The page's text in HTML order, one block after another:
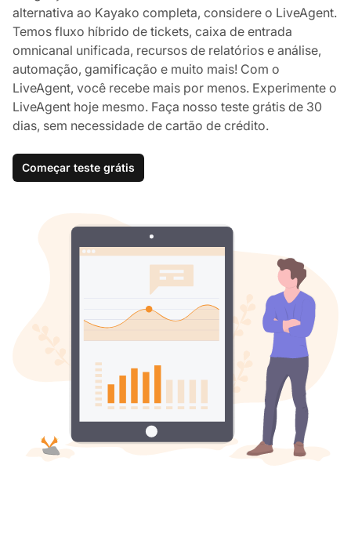
alternativa ao Kayako completa, considere o LiveAgent.
Temos fluxo híbrido de tickets, caixa de entrada
omnicanal unificada, recursos de relatórios e análise,
automação, gamificação e muito mais! Com o
LiveAgent, você recebe mais por menos. Experimente o
LiveAgent hoje mesmo. Faça nosso teste grátis de 30
dias, sem necessidade de cartão de crédito.
Começar teste grátis